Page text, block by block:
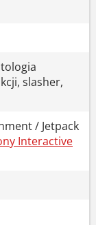
slasher,
/ Jetpack
Interactive